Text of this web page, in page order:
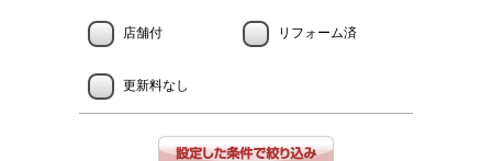
店舗付 リフォーム済
更新料なし